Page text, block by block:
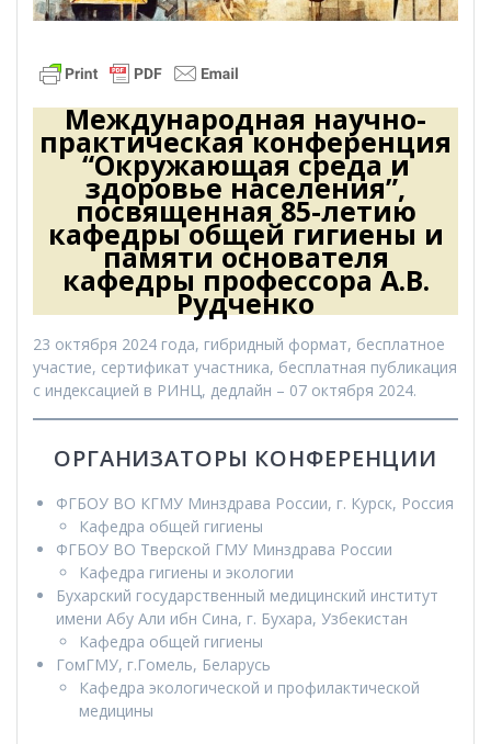
Международная научно-
практическая конференция
“Окружающая среда и
здоровье населения”,
посвященная 85-летию
кафедры общей гигиены и
памяти основателя
кафедры профессора А.В.
Рудченко
23 октября 2024 года, гибридный формат, бесплатное
участие, сертификат участника, бесплатная публикация
с индексацией в РИНЦ, дедлайн – 07 октября 2024.
ОРГАНИЗАТОРЫ КОНФЕРЕНЦИИ
ФГБОУ ВО КГМУ Минздрава России, г. Курск, Россия
Кафедра общей гигиены
ФГБОУ ВО Тверской ГМУ Минздрава России
Кафедра гигиены и экологии
Бухарский государственный медицинский институт
имени Абу Али ибн Сина, г. Бухара, Узбекистан
Кафедра общей гигиены
ГомГМУ, г.Гомель, Беларусь
Кафедра экологической и профилактической
медицины